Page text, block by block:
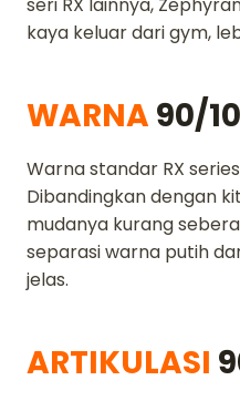
kaya keluar dari gym,
WARNA 90/
Warna standar RX
Dibandingkan dengan
mudanya kurang
separasi warna putih
jelas.
ARTIKULASI